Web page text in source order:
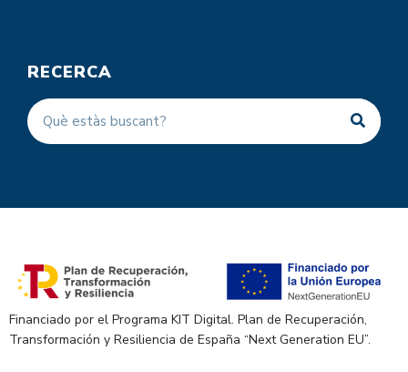
RECERCA
Financiado por el Programa KIT Digital. Plan de Recuperación,
Transformación y Resiliencia de España “Next Generation EU”.